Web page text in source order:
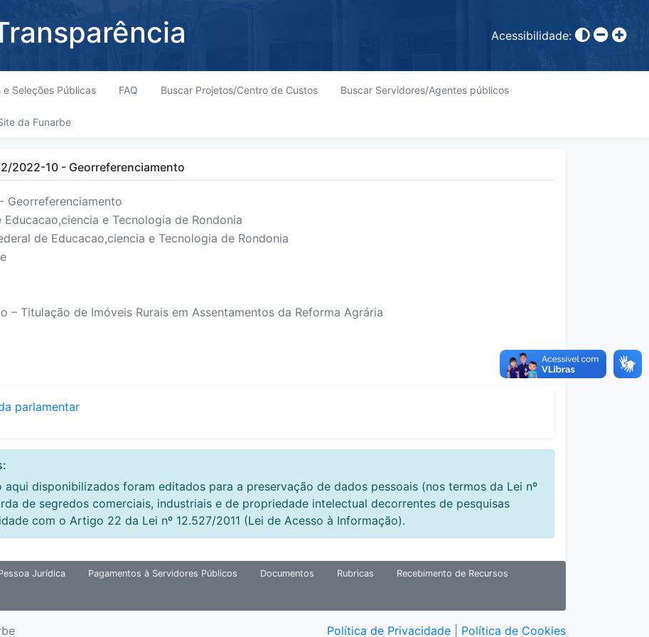
Acessibilidade:
e Seleções Públicas FAQ Buscar Projetos/Centro de Custos Buscar Servidores/Agentes públicos
da Funarbe
2022-10 - Georreferenciamento
Georreferenciamento
e Tecnologia de Rondonia
de Educacao,ciencia e Tecnologia de Rondonia
– Titulação de Imóveis Rurais em Assentamentos da Reforma Agrária
parlamentar
disponibilizados foram editados para a preservação de dados pessoais (nos termos da Lei nº
de segredos comerciais, industriais e de propriedade intelectual decorrentes de pesquisas
com o Artigo 22 da Lei nº 12.527/2011 (Lei de Acesso à Informação).
Jurídica Pagamentos à Servidores Públicos Documentos Rubricas Recebimento de Recursos
Política de Privacidade Política de Cookies